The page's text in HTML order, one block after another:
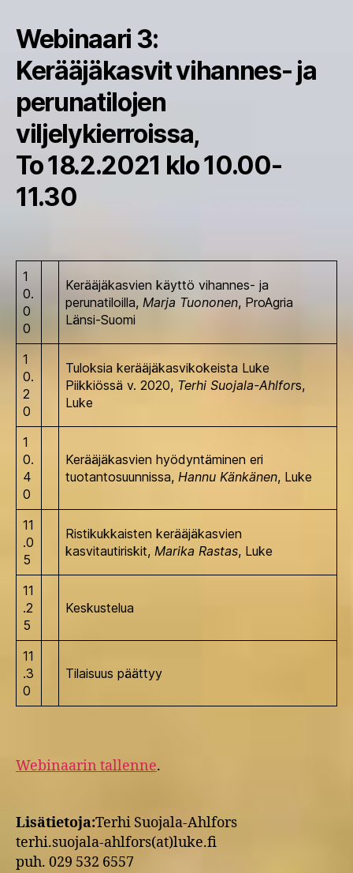
Webinaari 3:
Kerääjäkasvit vihannes- ja
perunatilojen
viljelykierroissa,
To 18.2.2021 klo 10.00-
11.30
1
0.
0
0
Kerääjäkasvien käyttö vihannes- ja
perunatiloilla, Marja Tuononen, ProAgria
Länsi-Suomi
1
0.
2
0
Tuloksia kerääjäkasvikokeista Luke
Piikkiössä v. 2020, Terhi Suojala-Ahlfors,
Luke
1
0.
4
0
Kerääjäkasvien hyödyntäminen eri
tuotantosuunnissa, Hannu Känkänen, Luke
11
.0
5
Ristikukkaisten kerääjäkasvien
kasvitautiriskit, Marika Rastas, Luke
11
.2
5
Keskustelua
11
.3
0
Tilaisuus päättyy
Webinaarin tallenne.
Lisätietoja:Terhi Suojala-Ahlfors
terhi.suojala-ahlfors(at)luke.fi
puh. 029 532 6557